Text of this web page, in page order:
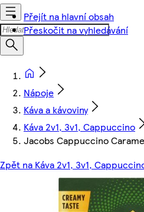
Přejít na hlavní obsah
Přeskočit na vyhledávání
Nápoje
Káva a kávoviny
Káva 2v1, 3v1, Cappuccino
Jacobs Cappuccino
Zpět na Káva 2v1, 3v1,